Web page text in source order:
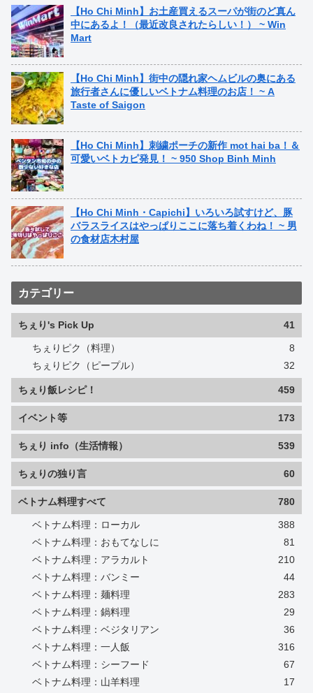
【Ho Chi Minh】お土産買えるスーパが街のど真ん
中にあるよ！（最近改良されたらしい！） ~ Win
Mart
【Ho Chi Minh】街中の隠れ家ヘムビルの奥にある
旅行者さんに優しいベトナム料理のお店！ ~ A
Taste of Saigon
【Ho Chi Minh】刺繍ポーチの新作 mot hai ba！＆
可愛いベトカピ発見！ ~ 950 Shop Binh Minh
【Ho Chi Minh・Capichi】いろいろ試すけど、豚
バラスライスはやっぱりここに落ち着くわね！ ~ 男
の食材店木村屋
カテゴリー
ちぇり's Pick Up 41
ちぇりピク（料理）
8
ちぇりピク（ピープル）
32
ちぇり飯レシピ！ 459
イベント等 173
ちぇり info（生活情報） 539
ちぇりの独り言 60
ベトナム料理すべて 780
ベトナム料理：ローカル
388
ベトナム料理：おもてなしに
81
ベトナム料理：アラカルト
210
ベトナム料理：バンミー
44
ベトナム料理：麺料理
283
ベトナム料理：鍋料理
29
ベトナム料理：ベジタリアン
36
ベトナム料理：一人飯
316
ベトナム料理：シーフード
67
ベトナム料理：山羊料理
17